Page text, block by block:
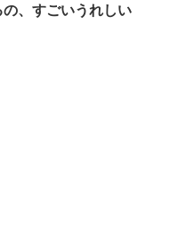
、すごいうれしい